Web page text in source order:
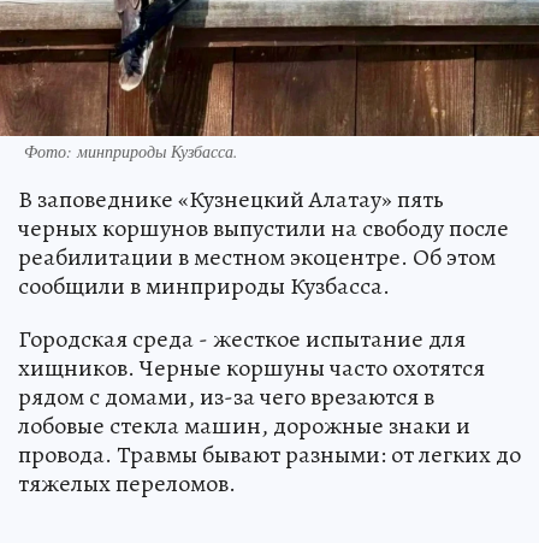
Фото: минприроды Кузбасса.
В заповеднике «Кузнецкий Алатау» пять
черных коршунов выпустили на свободу после
реабилитации в местном экоцентре. Об этом
сообщили в минприроды Кузбасса.
Городская среда - жесткое испытание для
хищников. Черные коршуны часто охотятся
рядом с домами, из-за чего врезаются в
лобовые стекла машин, дорожные знаки и
провода. Травмы бывают разными: от легких до
тяжелых переломов.